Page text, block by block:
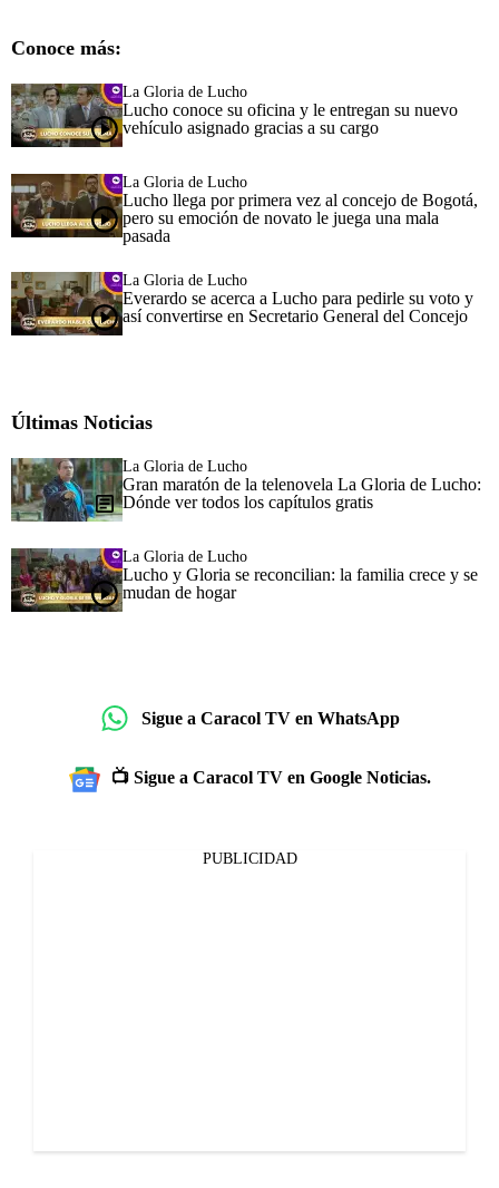
Conoce más:
La Gloria de Lucho
Lucho conoce su oficina y le entregan su nuevo
vehículo asignado gracias a su cargo
La Gloria de Lucho
Lucho llega por primera vez al concejo de Bogotá,
pero su emoción de novato le juega una mala
pasada
La Gloria de Lucho
Everardo se acerca a Lucho para pedirle su voto y
así convertirse en Secretario General del Concejo
Últimas Noticias
La Gloria de Lucho
Gran maratón de la telenovela La Gloria de Lucho:
Dónde ver todos los capítulos gratis
La Gloria de Lucho
Lucho y Gloria se reconcilian: la familia crece y se
mudan de hogar
Sigue a Caracol TV en WhatsApp
📺 Sigue a Caracol TV en Google Noticias.
PUBLICIDAD